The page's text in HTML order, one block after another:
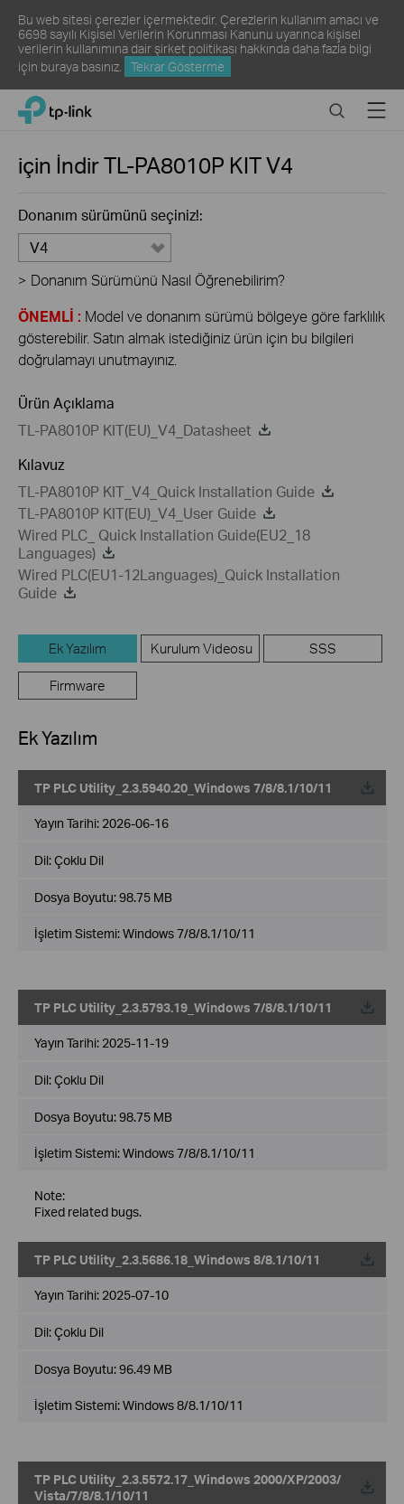
Bu web sitesi çerezler içermektedir. Çerezlerin kullanım amacı ve
6698 sayılı Kişisel Verilerin Korunması Kanunu uyarınca kişisel
verilerin kullanımına dair şirket politikası hakkında daha fazla bilgi
için buraya basınız. Tekrar Gösterme
Click
navigation
TP-Link, Reliably Smart SearchMenu
için İndirTL-PA8010P KITV4
Donanım sürümünü seçiniz!:
V4
> Donanım Sürümünü Nasıl Öğrenebilirim?
ÖNEMLİ : Model ve donanım sürümü bölgeye göre farklılık
gösterebilir. Satın almak istediğiniz ürün için bu bilgileri
doğrulamayı unutmayınız.
Ürün Açıklama
TL-PA8010P KIT(EU)_V4_Datasheet
Kılavuz
TL-PA8010P KIT_V4_Quick Installation Guide
TL-PA8010P KIT(EU)_V4_User Guide
Wired PLC_ Quick Installation Guide(EU2_18
Languages)
Wired PLC(EU1-12Languages)_Quick Installation
Guide
Ek Yazılım Kurulum Videosu SSS
Firmware
Ek Yazılım
TP PLC Utility_2.3.5940.20_Windows 7/8/8.1/10/11
Yayın Tarihi: 2026-06-16
Dil:Çoklu Dil
Dosya Boyutu:98.75 MB
İşletim Sistemi: Windows 7/8/8.1/10/11
TP PLC Utility_2.3.5793.19_Windows 7/8/8.1/10/11
Yayın Tarihi: 2025-11-19
Dil:Çoklu Dil
Dosya Boyutu:98.75 MB
İşletim Sistemi: Windows 7/8/8.1/10/11
Note:
Fixed related bugs.
TP PLC Utility_2.3.5686.18_Windows 8/8.1/10/11
Yayın Tarihi: 2025-07-10
Dil:Çoklu Dil
Dosya Boyutu:96.49 MB
İşletim Sistemi: Windows 8/8.1/10/11
TP PLC Utility_2.3.5572.17_Windows 2000/XP/2003/
Vista/7/8/8.1/10/11